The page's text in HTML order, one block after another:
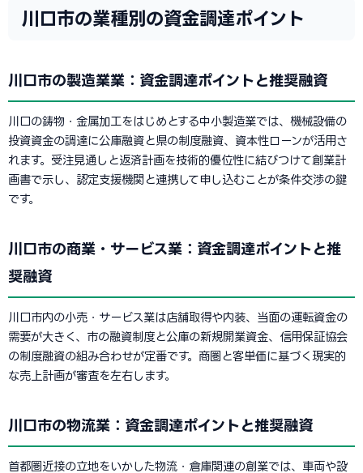
川口市の業種別の資金調達ポイント
川口市の製造業業：資金調達ポイントと推奨融資
川口の鋳物・金属加工をはじめとする中小製造業では、機械設備の
投資資金の調達に公庫融資と県の制度融資、資本性ローンが活用さ
れます。受注見通しと返済計画を技術的優位性に結びつけて創業計
画書で示し、認定支援機関と連携して申し込むことが条件交渉の鍵
です。
川口市の商業・サービス業：資金調達ポイントと推
奨融資
川口市内の小売・サービス業は店舗取得や内装、当面の運転資金の
需要が大きく、市の融資制度と公庫の新規開業資金、信用保証協会
の制度融資の組み合わせが定番です。商圏と客単価に基づく現実的
な売上計画が審査を左右します。
川口市の物流業：資金調達ポイントと推奨融資
首都圏近接の立地をいかした物流・倉庫関連の創業では、車両や設